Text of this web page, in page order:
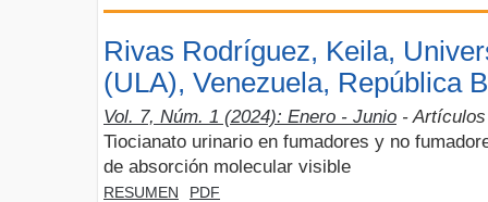
Rivas Rodríguez, Keila,
(ULA), Venezuela, República
Vol. 7, Núm. 1 (2024): Enero - Junio - Artículos
Tiocianato urinario en fumadores y no
de absorción molecular visible
RESUMEN PDF